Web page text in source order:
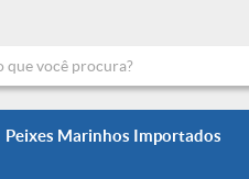
Peixes Marinhos Importados